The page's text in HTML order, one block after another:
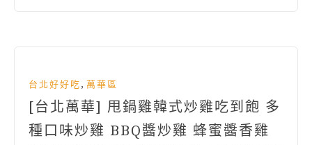
台北好好吃 , 萬華區
[台北萬華] 甩鍋雞韓式炒雞吃到飽 多
種口味炒雞 BBQ醬炒雞 蜂蜜醬香雞